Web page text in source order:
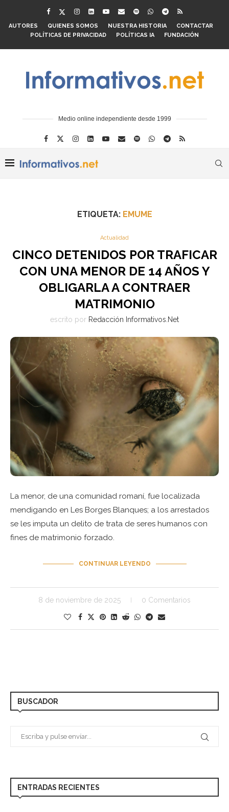
AUTORES QUIENES SOMOS NUESTRA HISTORIA
CONTACTAR
POLÍTICAS DE PRIVACIDAD
POLÍTICAS IA FUNDACIÓN
Medio online independiente desde 1999
ETIQUETA: EMUME
Actualidad
CINCO DETENIDOS POR TRAFICAR
CON UNA MENOR DE 14 AÑOS Y
OBLIGARLA A CONTRAER
MATRIMONIO
escrito por Redacción Informativos.Net
La menor, de una comunidad romaní, fue localizada
mendigando en Les Borges Blanques; a los arrestados
se les imputa un delito de trata de seres humanos con
fines de matrimonio forzado.
CONTINUAR LEYENDO
8 de noviembre de 2025 0 Comentarios
BUSCADOR
ENTRADAS RECIENTES